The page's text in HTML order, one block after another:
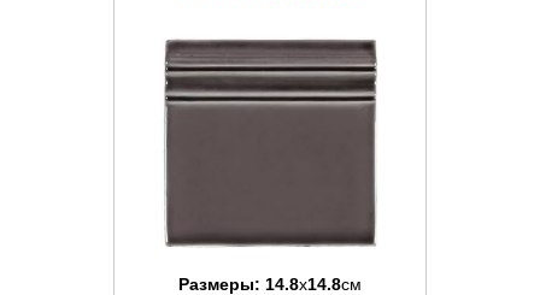
Размеры: 14.8x14.8см